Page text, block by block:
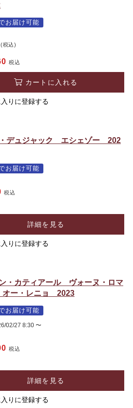
お届け可能
(税込)
税込
カートに入れる
りに登録する
・デュジャック エシェゾー 202
お届け可能
税込
詳細を見る
りに登録する
・カティアール ヴォーヌ・ロマ
ー・レニョ 2023
お届け可能
02/27 8:30 〜
税込
詳細を見る
りに登録する